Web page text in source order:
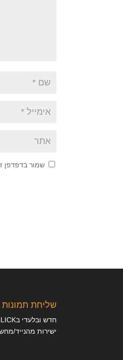
שמור בדפדפן
שליחת
ישירות מהנייד/